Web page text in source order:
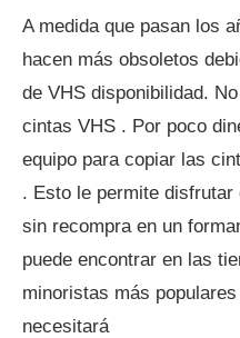
A medida que pasan los
hacen más obsoletos
de VHS disponibilidad.
cintas VHS . Por poco
equipo para copiar las
. Esto le permite
sin recompra en un
puede encontrar en las
minoristas más
necesitará